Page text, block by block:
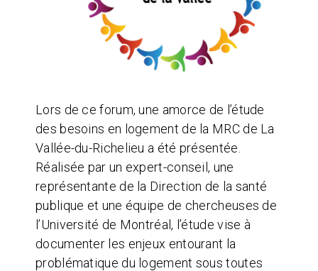
Lors de ce forum, une amorce de l’étude
des besoins en logement de la MRC de La
Vallée-du-Richelieu a été présentée.
Réalisée par un expert-conseil, une
représentante de la Direction de la santé
publique et une équipe de chercheuses de
l’Université de Montréal, l’étude vise à
documenter les enjeux entourant la
problématique du logement sous toutes